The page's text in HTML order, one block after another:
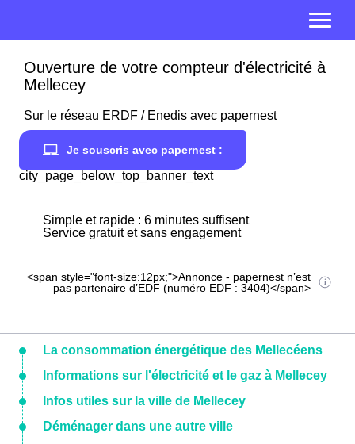
Ouverture de votre compteur d'électricité à
Mellecey
Sur le réseau ERDF / Enedis avec papernest
Je souscris avec papernest :
city_page_below_top_banner_text
Simple et rapide : 6 minutes suffisent
Service gratuit et sans engagement
<span style="font-size:12px;">Annonce - papernest n’est
pas partenaire d’EDF (numéro EDF : 3404)</span>
La consommation énergétique des Mellecéens
Informations sur l'électricité et le gaz à Mellecey
Infos utiles sur la ville de Mellecey
Déménager dans une autre ville